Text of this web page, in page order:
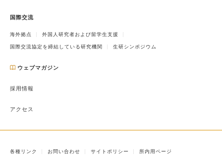
国際交流
海外拠点 外国人研究者および留学生支援
国際交流協定を締結している研究機関 生研シンポジウム
ウェブマガジン
採用情報
アクセス
各種リンク お問い合わせ サイトポリシー 所内用ページ